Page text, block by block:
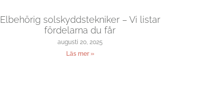
Elbehörig solskyddstekniker – Vi listar
fördelarna du får
augusti 20, 2025
Läs mer »